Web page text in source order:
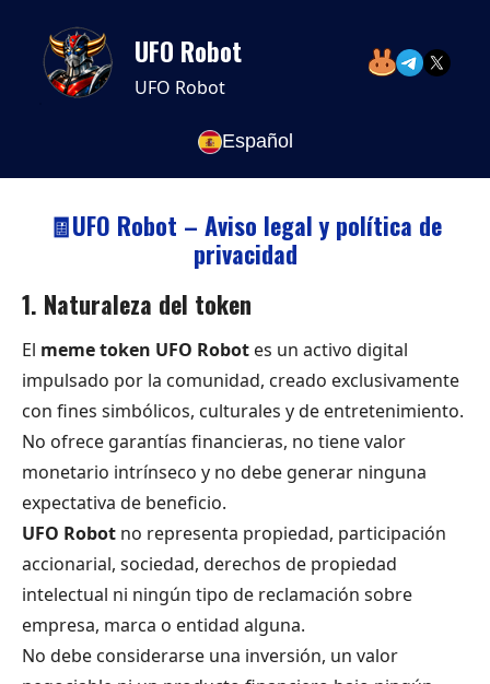
Español
UFO Robot
UFO Robot
🧾UFO Robot – Aviso legal y política de
privacidad
1. Naturaleza del token
El meme token UFO Robot es un activo digital
impulsado por la comunidad, creado exclusivamente
con fines simbólicos, culturales y de entretenimiento.
No ofrece garantías financieras, no tiene valor
monetario intrínseco y no debe generar ninguna
expectativa de beneficio.
UFO Robot no representa propiedad, participación
accionarial, sociedad, derechos de propiedad
intelectual ni ningún tipo de reclamación sobre
empresa, marca o entidad alguna.
No debe considerarse una inversión, un valor